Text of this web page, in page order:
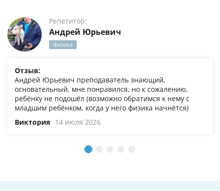
Репетитор:
Андрей Юрьевич
Физика
Отзыв:
Андрей Юрьевич преподаватель знающий,
основательный, мне понравился, но к сожалению,
ребёнку не подошёл (возможно обратимся к нему с
младшим ребёнком, когда у него физика начнётся)
Виктория 14 июля 2026